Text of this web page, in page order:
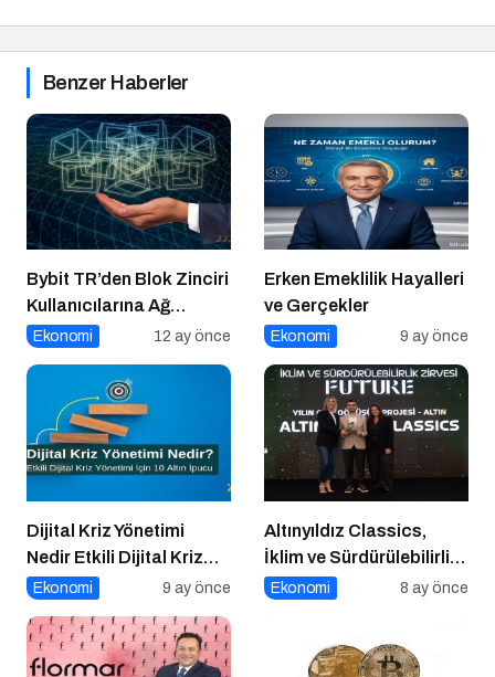
Benzer Haberler
Bybit TR’den Blok Zinciri
Kullanıcılarına Ağ
Tıkanıklığı Rehberi!
Ekonomi 12 ay önce
Erken Emeklilik Hayalleri
ve Gerçekler
Ekonomi 9 ay önce
Dijital Kriz Yönetimi
Nedir Etkili Dijital Kriz
Yönetimi için 10 Altın
Ekonomi 9 ay önce
Altınyıldız Classics,
İklim ve Sürdürülebilirlik
Ödülleri’nde “Yılın Geri
Kazandı
Ekonomi 8 ay önce